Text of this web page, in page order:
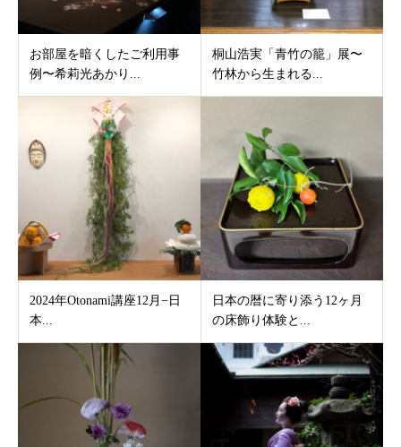
お部屋を暗くしたご利用事
例〜希莉光あかり...
桐山浩実「青竹の籠」展〜
竹林から生まれる...
2024年Otonami講座12月−日
本...
日本の暦に寄り添う12ヶ月
の床飾り体験と...